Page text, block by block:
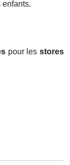
enfants.
pour lesstores